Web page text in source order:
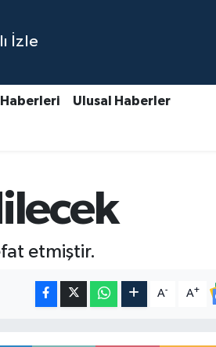
İzle
Ulusal Haberler
etmiştir.
A- A+